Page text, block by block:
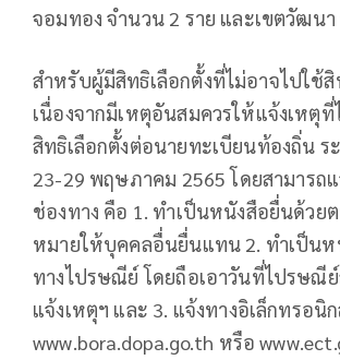
จอมทอง จำนวน 2 ราย และเขตวัฒนา
สำหรับผู้มีสิทธิเลือกตั้งที่ไม่อาจไปใช้สิ
เนื่องจากมีเหตุอันสมควรให้แจ้งเหตุที่
สิทธิเลือกตั้งต่อนายทะเบียนท้องถิ่น ร
23-29 พฤษภาคม 2565 โดยสามารถ
ช่องทาง คือ 1. ทำเป็นหนังสือยื่นด้วย
หมายให้บุคคลอื่นยื่นแทน 2. ทำเป็นห
ทางไปรษณีย์ โดยถือเอาวันที่ไปรษณี
แจ้งเหตุฯ และ 3. แจ้งทางอิเล็กทรอนิ
www.bora.dopa.go.th หรือ